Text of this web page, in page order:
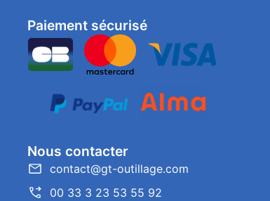
Paiement sécurisé
Nous contacter
contact@gt-outillage.com
00 33 3 23 53 55 92